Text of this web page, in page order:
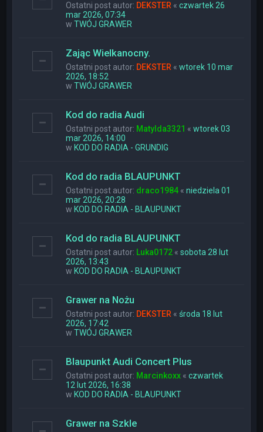
Ostatni post autor: DEKSTER «czwartek 26
mar 2026, 07:34
wTWÓJ GRAWER
Zając Wielkanocny.
Ostatni post autor: DEKSTER «wtorek 10 mar
2026, 18:52
wTWÓJ GRAWER
Kod do radia Audi
Ostatni post autor: Matylda3321 «wtorek 03
mar 2026, 14:00
w KOD DO RADIA - GRUNDIG
Kod do radia BLAUPUNKT
Ostatni post autor: draco1984 «niedziela 01
mar 2026, 20:28
w KOD DO RADIA - BLAUPUNKT
Kod do radia BLAUPUNKT
Ostatni post autor: Luka0172 «sobota 28 lut
2026, 13:43
w KOD DO RADIA - BLAUPUNKT
Grawer na Nożu
Ostatni post autor: DEKSTER «środa 18 lut
2026, 17:42
wTWÓJ GRAWER
Blaupunkt Audi Concert Plus
Ostatni post autor: Marcinkoxx «czwartek
12 lut 2026, 16:38
w KOD DO RADIA - BLAUPUNKT
Grawer na Szkle